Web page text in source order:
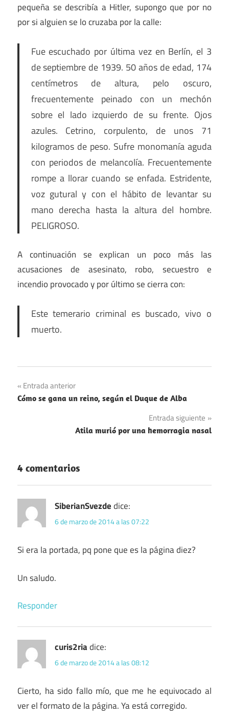
pequeña se describía a Hitler, supongo que por no
por si alguien se lo cruzaba por la calle:
Fue escuchado por última vez en Berlín, el 3
de septiembre de 1939. 50 años de edad, 174
centímetros de altura, pelo oscuro,
frecuentemente peinado con un mechón
sobre el lado izquierdo de su frente. Ojos
azules. Cetrino, corpulento, de unos 71
kilogramos de peso. Sufre monomanía aguda
con periodos de melancolía. Frecuentemente
rompe a llorar cuando se enfada. Estridente,
voz gutural y con el hábito de levantar su
mano derecha hasta la altura del hombre.
PELIGROSO.
A continuación se explican un poco más las
acusaciones de asesinato, robo, secuestro e
incendio provocado y por último se cierra con:
Estetemerario criminal es buscado, vivo o
muerto.
Navegación
de
Entrada anterior
Cómo se gana un reino, según el Duque de Alba
Entrada siguiente
Atila murió por una hemorragia nasal
4 comentarios
SiberianSvezdedice:
6 de marzo de 2014 a las 07:22
Si era la portada, pq pone que es la página diez?
Un saludo.
Responder
curis2riadice:
6 de marzo de 2014 a las 08:12
Cierto, ha sido fallo mío, que me he equivocado al
ver el formato de la página. Ya está corregido.